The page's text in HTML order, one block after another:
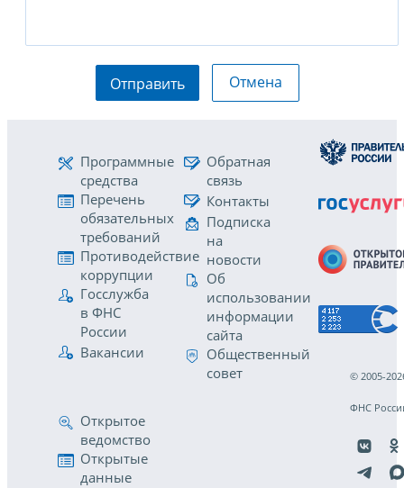
Отправить Отмена
Программные
средства
Перечень
обязательных
требований
Противодействие
коррупции
Госслужба
в ФНС
России
Вакансии
Обратная
связь
Контакты
Подписка
на
новости
Об
использовании
информации
сайта
Общественный
совет
Открытое
ведомство
Открытые
данные
© 2005-
ФНС